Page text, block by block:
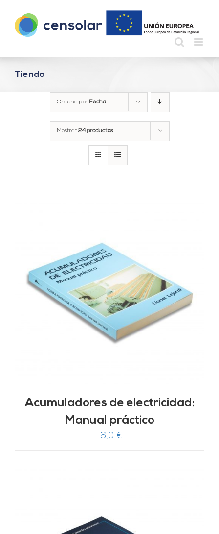
contenido
Tienda
Ordena por Fecha
Mostrar 24 productos
Acumuladores de electricidad:
Manual práctico
16,01€